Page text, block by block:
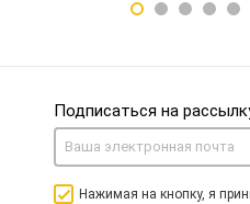
Подписаться на
Нажимая на кнопку, я